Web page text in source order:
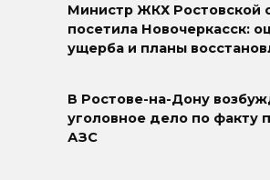
Министр ЖКХ Ростовской
посетила Новочеркасск:
ущерба и планы
В Ростове-на-Дону
уголовное дело по факту
АЗС